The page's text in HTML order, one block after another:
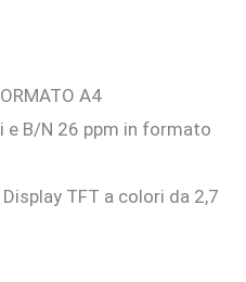
A4
e B/N 26 ppm in formato
TFT a colori da 2,7